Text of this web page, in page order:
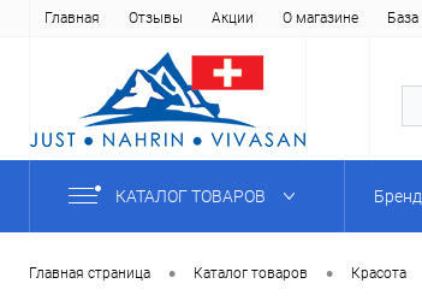
Главная Отзывы Акции О магазине База
КАТАЛОГ ТОВАРОВ
Главная страница • Каталог товаров • Красота